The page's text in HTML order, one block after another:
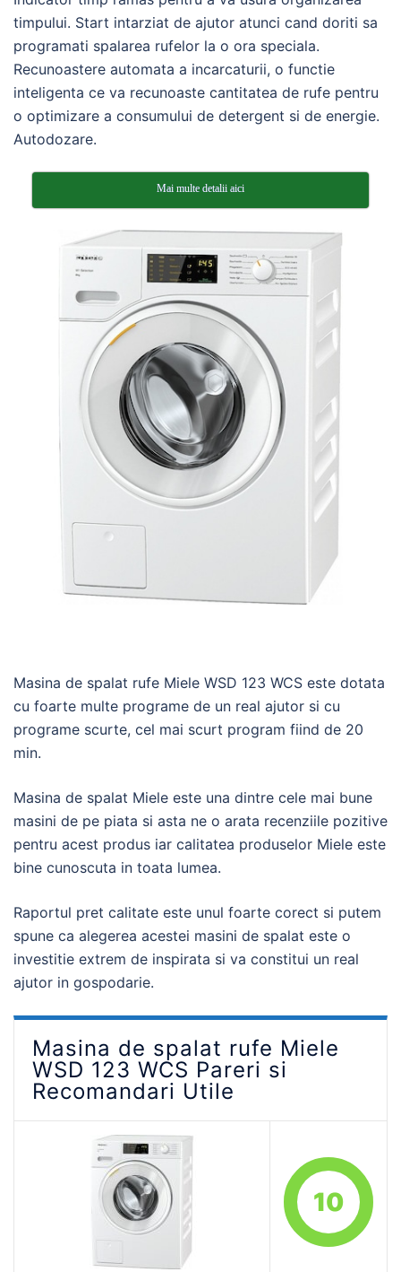
timpului. Start intarziat de ajutor atunci cand doriti sa
programati spalarea rufelor la o ora speciala.
Recunoastere automata a incarcaturii, o functie
inteligenta ce va recunoaste cantitatea de rufe pentru
o optimizare a consumului de detergent si de energie.
Autodozare.
Mai multe detalii aici
Masina de spalat rufe Miele WSD 123 WCS este dotata
cu foarte multe programe de un real ajutor si cu
programe scurte, cel mai scurt program fiind de 20
min.
Masina de spalat Miele este una dintre cele mai bune
masini de pe piata si asta ne o arata recenziile pozitive
pentru acest produs iar calitatea produselor Miele este
bine cunoscuta in toata lumea.
Raportul pret calitate este unul foarte corect si putem
spune ca alegerea acestei masini de spalat este o
investitie extrem de inspirata si va constitui un real
ajutor in gospodarie.
Masina de spalat rufe Miele
WSD 123 WCS Pareri si
Recomandari Utile
10